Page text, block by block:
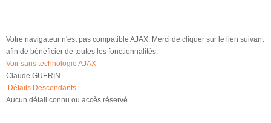
Votre navigateur n'est pas compatible AJAX. Merci de cliquer sur le lien suivant
afin de bénéficier de toutes les fonctionnalités.
Voir sans technologie AJAX
Claude GUERIN
Détails Descendants
Aucun détail connu ou accès réservé.